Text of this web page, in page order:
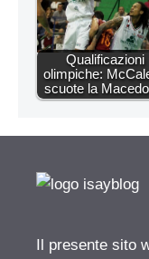
Qualificazioni
olimpiche:
scuote la
Il presente sito